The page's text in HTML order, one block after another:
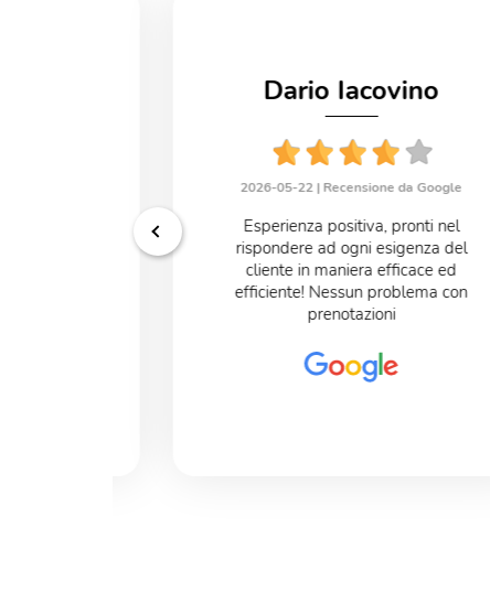
Dario Iacovino
2026-05-22 |Recensione da Google
Esperienza positiva, pronti nel
rispondere ad ogni esigenza del
cliente in maniera efficace ed
efficiente! Nessun problema con
prenotazioni